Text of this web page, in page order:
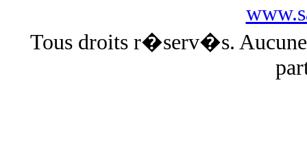
Tous droits r�serv�s.